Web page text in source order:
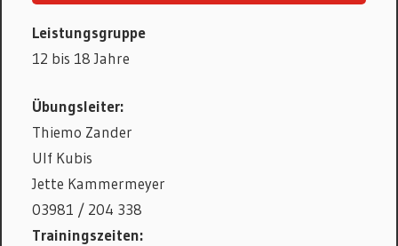
Leistungsgruppe
12 bis 18 Jahre
Übungsleiter:
Thiemo Zander
Ulf Kubis
Jette Kammermeyer
03981 / 204 338
Trainingszeiten: